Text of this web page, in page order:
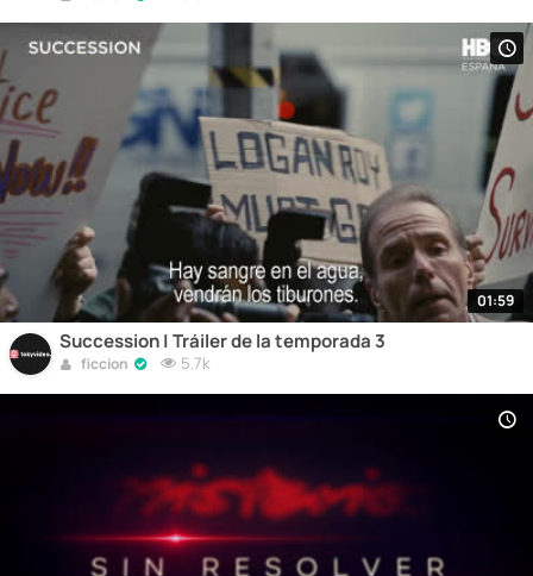
01:59
Succession | Tráiler de la temporada 3
ficcion 5.7k